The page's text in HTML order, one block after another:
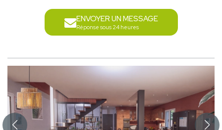
ENVOYER UN MESSAGE
Réponse sous 24 heures